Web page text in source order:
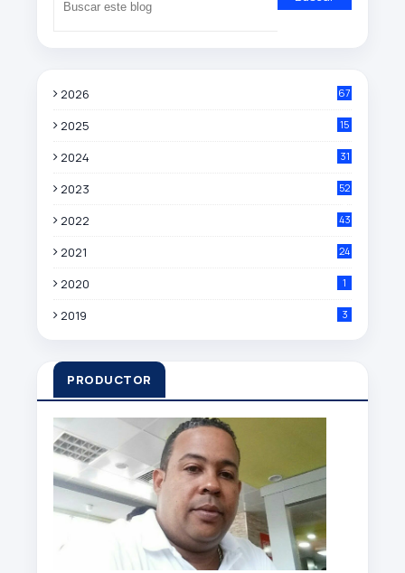
2026 67
2025
15
2024
31
2023
52
2022
43
2021
24
2020 1
2019 3
PRODUCTOR